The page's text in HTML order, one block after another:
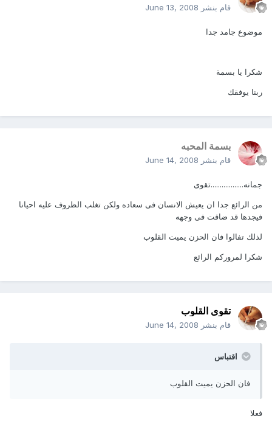
قام بنشر June 13, 2008
موضوع جامد جدا
شكرا يا بسمة
ربنا يوفقك
بسمة المحبه
قام بنشر June 14, 2008
جمانه..................تقوى
من الرائع جدا ان يعيش الانسان فى سعاده ولكن تغلب الظروف عليه احيانا
فيجدها قد ضاقت فى وجهه
لذلك تفالوا فان الحزن يميت القلوب
شكرا لمروركم الرائع
تقوى القلوب
قام بنشر June 14, 2008
اقتباس
فان الحزن يميت القلوب
فعلا